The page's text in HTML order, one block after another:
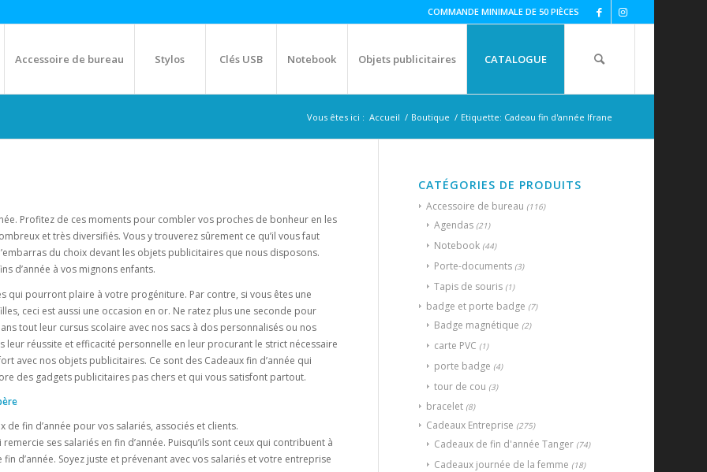
COMMANDE MINIMALE DE 50 PIÈCES
Accessoire de bureau Stylos Clés USB Notebook Objets publicitaires CATALOGUE
Vous êtes ici : Accueil / Boutique / Etiquette: Cadeau fin d'année Ifrane
Profitez de ces moments pour combler vos proches de bonheur en les
et très diversifiés. Vous y trouverez sûrement ce qu’il vous faut
du choix devant les objets publicitaires que nous disposons.
d’année à vos mignons enfants.
qui pourront plaire à votre progéniture. Par contre, si vous êtes une
ceci est aussi une occasion en or. Ne ratez plus une seconde pour
tout leur cursus scolaire avec nos sacs à dos personnalisés ou nos
réussite et efficacité personnelle en leur procurant le strict nécessaire
avec nos objets publicitaires. Ce sont des Cadeaux fin d’année qui
des gadgets publicitaires pas chers et qui vous satisfont partout.
fin d’année pour vos salariés, associés et clients.
ses salariés en fin d’année. Puisqu’ils sont ceux qui contribuent à
d’année. Soyez juste et prévenant avec vos salariés et votre entreprise
CATÉGORIES DE PRODUITS
Accessoire de bureau (116)
Agendas (21)
Notebook (44)
Porte-documents (3)
Tapis de souris (1)
badge et porte badge (7)
Badge magnétique (2)
carte PVC (1)
porte badge (4)
tour de cou (3)
bracelet (8)
Cadeaux Entreprise (275)
Cadeaux de fin d'année Tanger (74)
Cadeaux journée de la femme (18)